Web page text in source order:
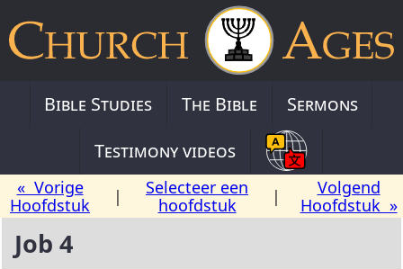
Bible Studies The Bible
Sermons
Testimony videos
« Vorige
Hoofdstuk
|
Selecteer een
hoofdstuk
|
Volgend
Hoofdstuk »
Job 4